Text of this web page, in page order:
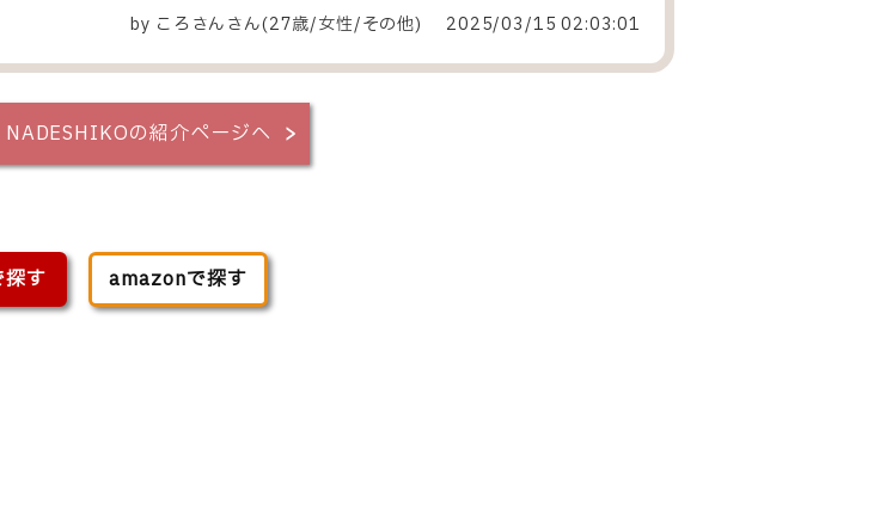
by ころさんさん(27歳/女性/その他) 2025/03/15 02:03:01
の紹介ページへ
す amazonで探す